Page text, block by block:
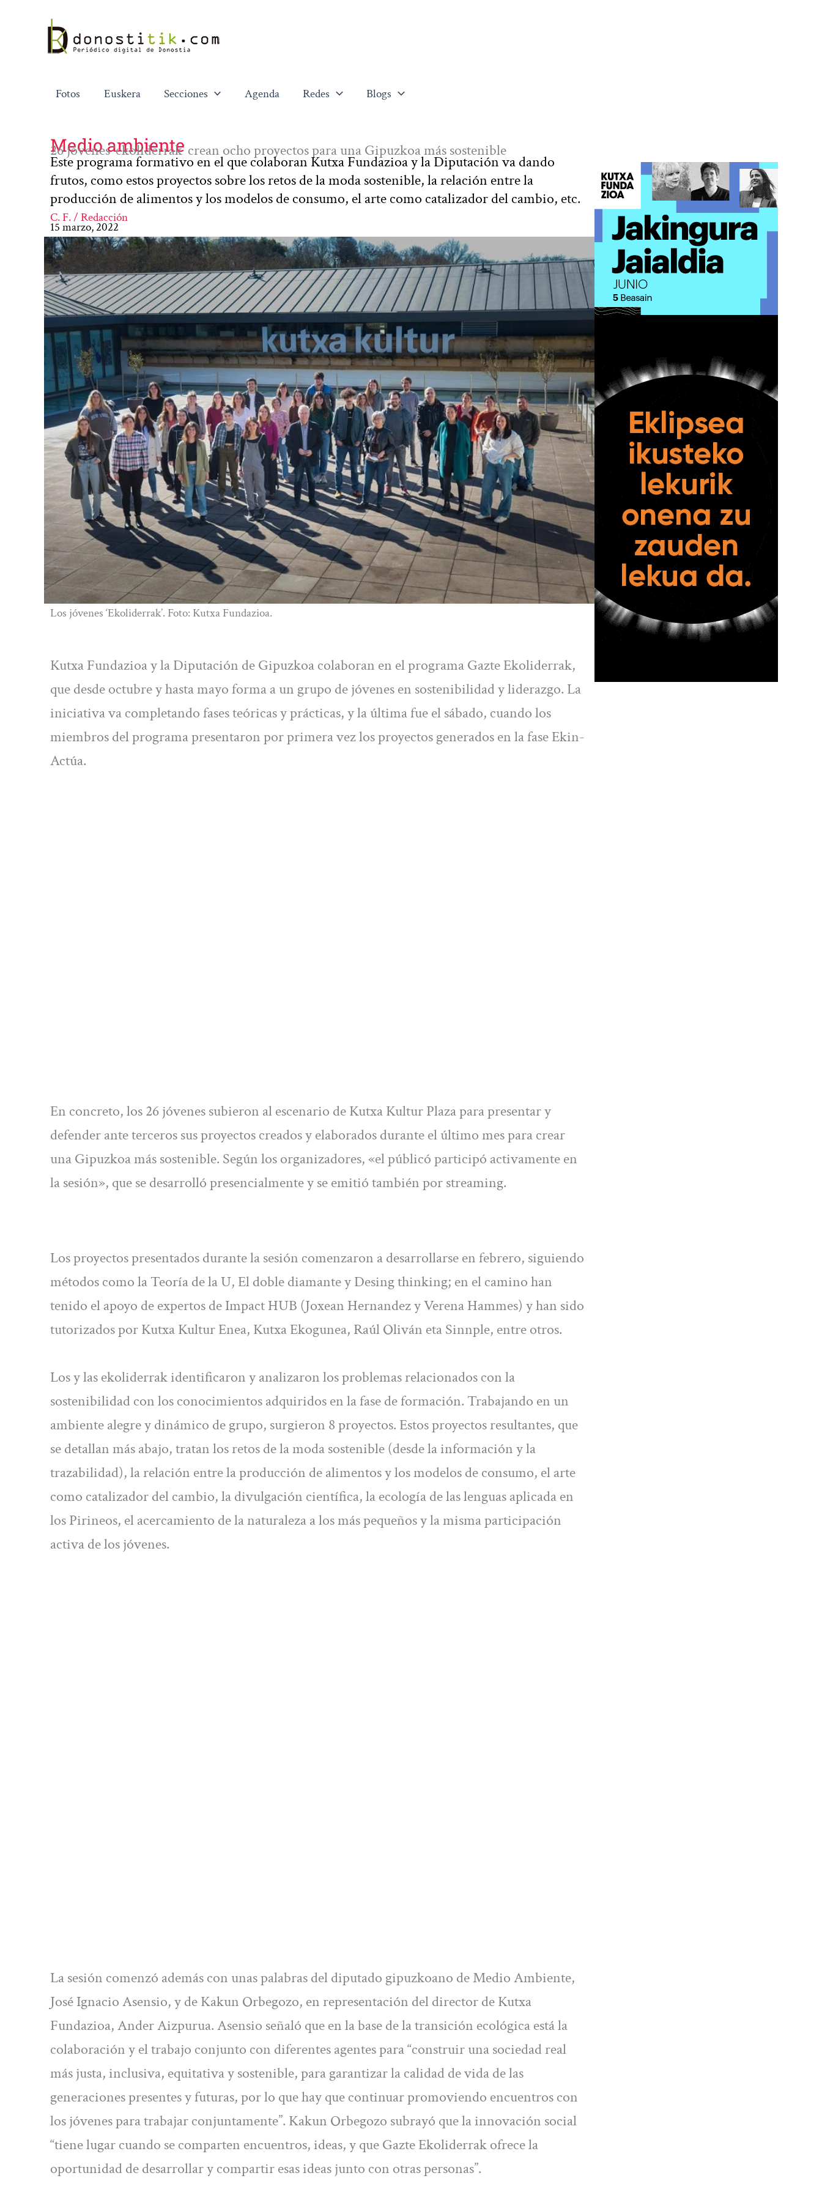
contenido
Fotos Euskera Secciones Agenda Redes Blogs
Medio ambiente
26 jóvenes ‘ekoliderrak’ crean ocho proyectos para una Gipuzkoa más sostenible
Este programa formativo en el que colaboran Kutxa Fundazioa y la Diputación va dando
frutos, como estos proyectos sobre los retos de la moda sostenible, la relación entre la
producción de alimentos y los modelos de consumo, el arte como catalizador del cambio, etc.
C. F. / Redacción
15 marzo, 2022
Los jóvenes ‘Ekoliderrak’. Foto: Kutxa Fundazioa.
Kutxa Fundazioa y la Diputación de Gipuzkoa colaboran en el programa Gazte Ekoliderrak,
que desde octubre y hasta mayo forma a un grupo de jóvenes en sostenibilidad y liderazgo. La
iniciativa va completando fases teóricas y prácticas, y la última fue el sábado, cuando los
miembros del programa presentaron por primera vez los proyectos generados en la fase Ekin-
Actúa.
En concreto, los 26 jóvenes subieron al escenario de Kutxa Kultur Plaza para presentar y
defender ante terceros sus proyectos creados y elaborados durante el último mes para crear
una Gipuzkoa más sostenible. Según los organizadores, «el públicó participó activamente en
la sesión», que se desarrolló presencialmente y se emitió también por streaming.
Los proyectos presentados durante la sesión comenzaron a desarrollarse en febrero, siguiendo
métodos como la Teoría de la U, El doble diamante y Desing thinking; en el camino han
tenido el apoyo de expertos de Impact HUB (Joxean Hernandez y Verena Hammes) y han sido
tutorizados por Kutxa Kultur Enea, Kutxa Ekogunea, Raúl Oliván eta Sinnple, entre otros.
Los y las ekoliderrak identificaron y analizaron los problemas relacionados con la
sostenibilidad con los conocimientos adquiridos en la fase de formación. Trabajando en un
ambiente alegre y dinámico de grupo, surgieron 8 proyectos. Estos proyectos resultantes, que
se detallan más abajo, tratan los retos de la moda sostenible (desde la información y la
trazabilidad), la relación entre la producción de alimentos y los modelos de consumo, el arte
como catalizador del cambio, la divulgación científica, la ecología de las lenguas aplicada en
los Pirineos, el acercamiento de la naturaleza a los más pequeños y la misma participación
activa de los jóvenes.
La sesión comenzó además con unas palabras del diputado gipuzkoano de Medio Ambiente,
José Ignacio Asensio, y de Kakun Orbegozo, en representación del director de Kutxa
Fundazioa, Ander Aizpurua. Asensio señaló que en la base de la transición ecológica está la
colaboración y el trabajo conjunto con diferentes agentes para “construir una sociedad real
más justa, inclusiva, equitativa y sostenible, para garantizar la calidad de vida de las
generaciones presentes y futuras, por lo que hay que continuar promoviendo encuentros con
los jóvenes para trabajar conjuntamente”. Kakun Orbegozo subrayó que la innovación social
“tiene lugar cuando se comparten encuentros, ideas, y que Gazte Ekoliderrak ofrece la
oportunidad de desarrollar y compartir esas ideas junto con otras personas”.